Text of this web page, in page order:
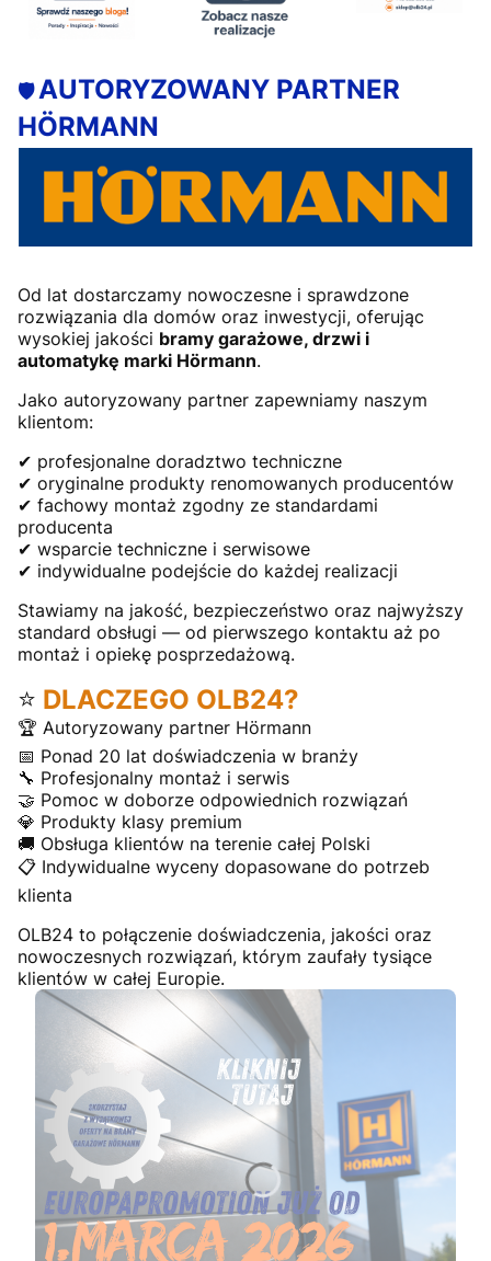
🛡️AUTORYZOWANY PARTNER
HÖRMANN
Od lat dostarczamy nowoczesne i sprawdzone
rozwiązania dla domów oraz inwestycji, oferując
wysokiej jakości bramy garażowe, drzwi i
automatykę marki Hörmann.
Jako autoryzowany partner zapewniamy naszym
klientom:
✔ profesjonalne doradztwo techniczne
✔ oryginalne produkty renomowanych producentów
✔ fachowy montaż zgodny ze standardami
producenta
✔ wsparcie techniczne i serwisowe
✔ indywidualne podejście do każdej realizacji
Stawiamy na jakość, bezpieczeństwo oraz najwyższy
standard obsługi — od pierwszego kontaktu aż po
montaż i opiekę posprzedażową.
⭐ DLACZEGO OLB24?
🏆 Autoryzowany partner Hörmann
📅 Ponad 20 lat doświadczenia w branży
🔧 Profesjonalny montaż i serwis
🤝 Pomoc w doborze odpowiednich rozwiązań
💎 Produkty klasy premium
🚚 Obsługa klientów na terenie całej Polski
📋 Indywidualne wyceny dopasowane do potrzeb
klienta
OLB24 to połączenie doświadczenia, jakości oraz
nowoczesnych rozwiązań, którym zaufały tysiące
klientów w całej Europie.